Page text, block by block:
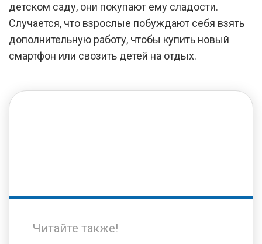
детском саду, они покупают ему сладости.
Случается, что взрослые побуждают себя взять
дополнительную работу, чтобы купить новый
смартфон или свозить детей на отдых.
Читайте также!